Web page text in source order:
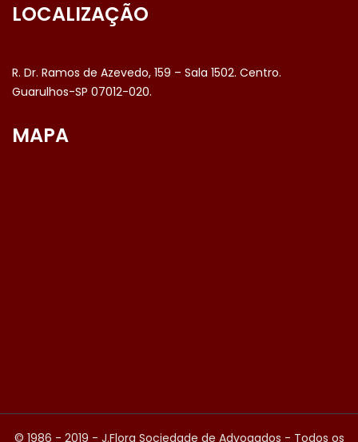
LOCALIZAÇÃO
R. Dr. Ramos de Azevedo, 159 – Sala 1502. Centro.
Guarulhos-SP 07012-020.
MAPA
© 1986 - 2019 - J.Flora Sociedade de Advogados - Todos os